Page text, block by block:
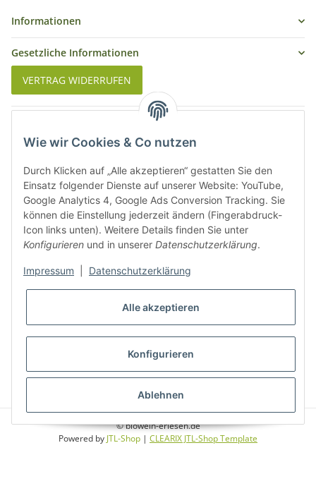
Wie wir Cookies & Co nutzen
Durch Klicken auf „Alle akzeptieren“ gestatten Sie den
Einsatz folgender Dienste auf unserer Website: YouTube,
Google Analytics 4, Google Ads Conversion Tracking. Sie
können die Einstellung jederzeit ändern (Fingerabdruck-
Icon links unten). Weitere Details finden Sie unter
Konfigurieren und in unserer Datenschutzerklärung.
Impressum Datenschutzerklärung
Alle akzeptieren
Konfigurieren
Ablehnen
Informationen
Gesetzliche Informationen
VERTRAG WIDERRUFEN
Weinbauregionen und Weinbaugebiete in Österreich
Weiße Rebsorten
Rote Rebsorten
* Alle Preise inkl. gesetzlicher USt., zzgl.Versand
© biowein-erlesen.de
Powered by JTL-Shop | CLEARIX JTL-Shop Template